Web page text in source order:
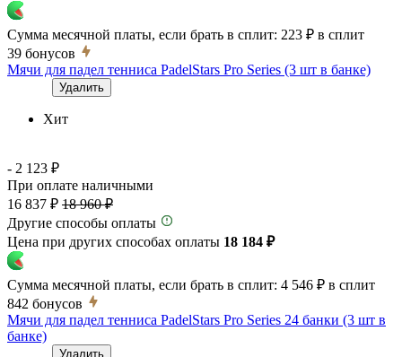
Сумма месячной платы, если брать в сплит: 223 ₽ в сплит
39 бонусов
Мячи для падел тенниса PadelStars Pro Series (3 шт в банке)
Удалить
Хит
- 2 123 ₽
При оплате наличными
16 837 ₽ 18 960 ₽
Другие способы оплаты
Цена при других способах оплаты 18 184 ₽
Сумма месячной платы, если брать в сплит: 4 546 ₽ в сплит
842 бонусов
Мячи для падел тенниса PadelStars Pro Series 24 банки (3 шт в
банке)
Удалить